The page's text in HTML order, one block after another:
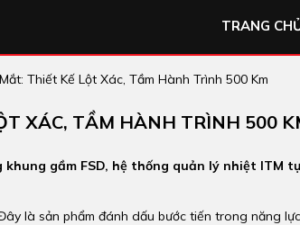
TRANG
Thiết Kế Lột Xác, Tầm Hành Trình 500 Km
XÁC, TẦM HÀNH TRÌNH 500
gầm FSD, hệ thống quản lý nhiệt ITM tự
là sản phẩm đánh dấu bước tiến trong năng lực